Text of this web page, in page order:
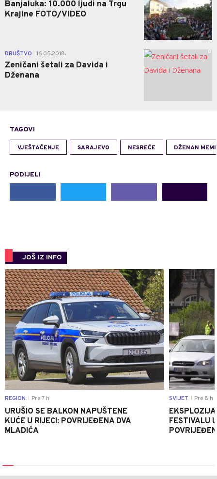
Banjaluka: 10.000 ljudi na Trgu
Krajine FOTO/VIDEO
DRUŠTVO 16.05.2018.
Zeničani šetali za Davida i
Dženana
0
TAGOVI
VJEŠTAČENJE SARAJEVO NESREĆE DŽENAN
PODIJELI
JOŠ IZ INFO
0
REGION Pre 7 h
URUŠIO SE BALKON NAPUŠTENE
KUĆE U RIJECI: POVRIJEĐENA DVA
MLADIĆA
SVIJET Pre 8 h
FESTIVALU